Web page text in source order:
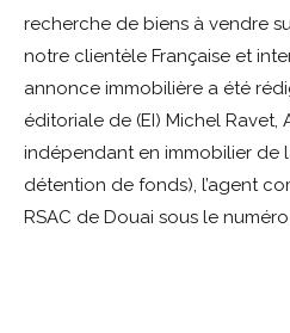
recherche de biens à vendre
notre clientèle Française et
annonce immobilière a été
éditoriale de (EI) Michel Ravet,
indépendant en immobilier de
détention de fonds), l’agent
RSAC de Douai sous le